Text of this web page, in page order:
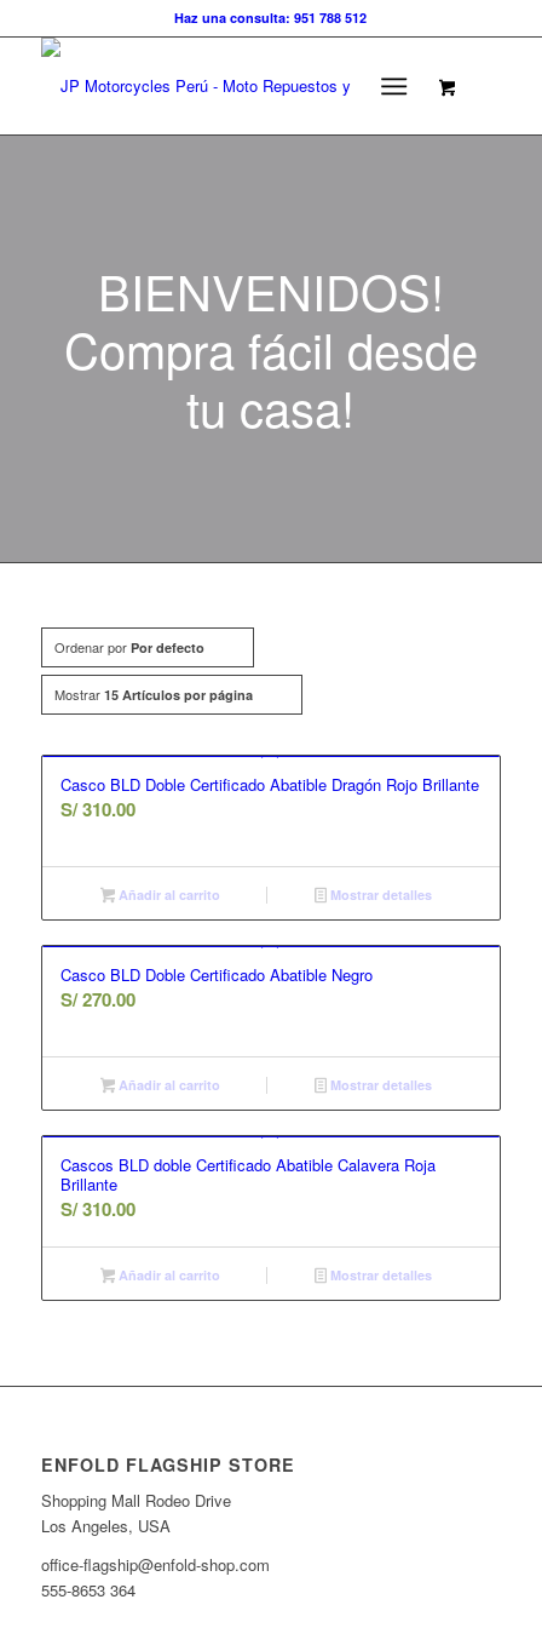
Haz una consulta: 951 788 512
BIENVENIDOS!
Compra fácil desde
tu casa!
Ordenar por Por defecto
Mostrar 15 Artículos por página
Casco BLD Doble Certificado Abatible Dragón Rojo Brillante
S/310.00
Añadir al carrito Mostrar detalles
Casco BLD Doble Certificado Abatible Negro
S/270.00
Añadir al carrito Mostrar detalles
Cascos BLD doble Certificado Abatible Calavera Roja
Brillante
S/310.00
Añadir al carrito Mostrar detalles
ENFOLD FLAGSHIP STORE
Shopping Mall Rodeo Drive
Los Angeles, USA
office-flagship@enfold-shop.com
555-8653 364